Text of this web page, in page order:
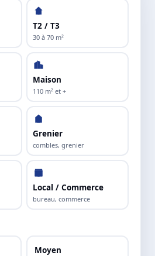
T2 / T3
30 à 70 m²
Maison
110 m² et +
Grenier
combles, grenier
Local / Commerce
bureau, commerce
Moyen